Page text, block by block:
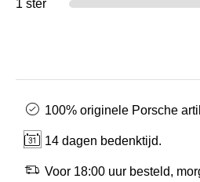
1 ster
100% originele Porsche
14 dagen bedenktijd.
Voor 18:00 uur besteld,